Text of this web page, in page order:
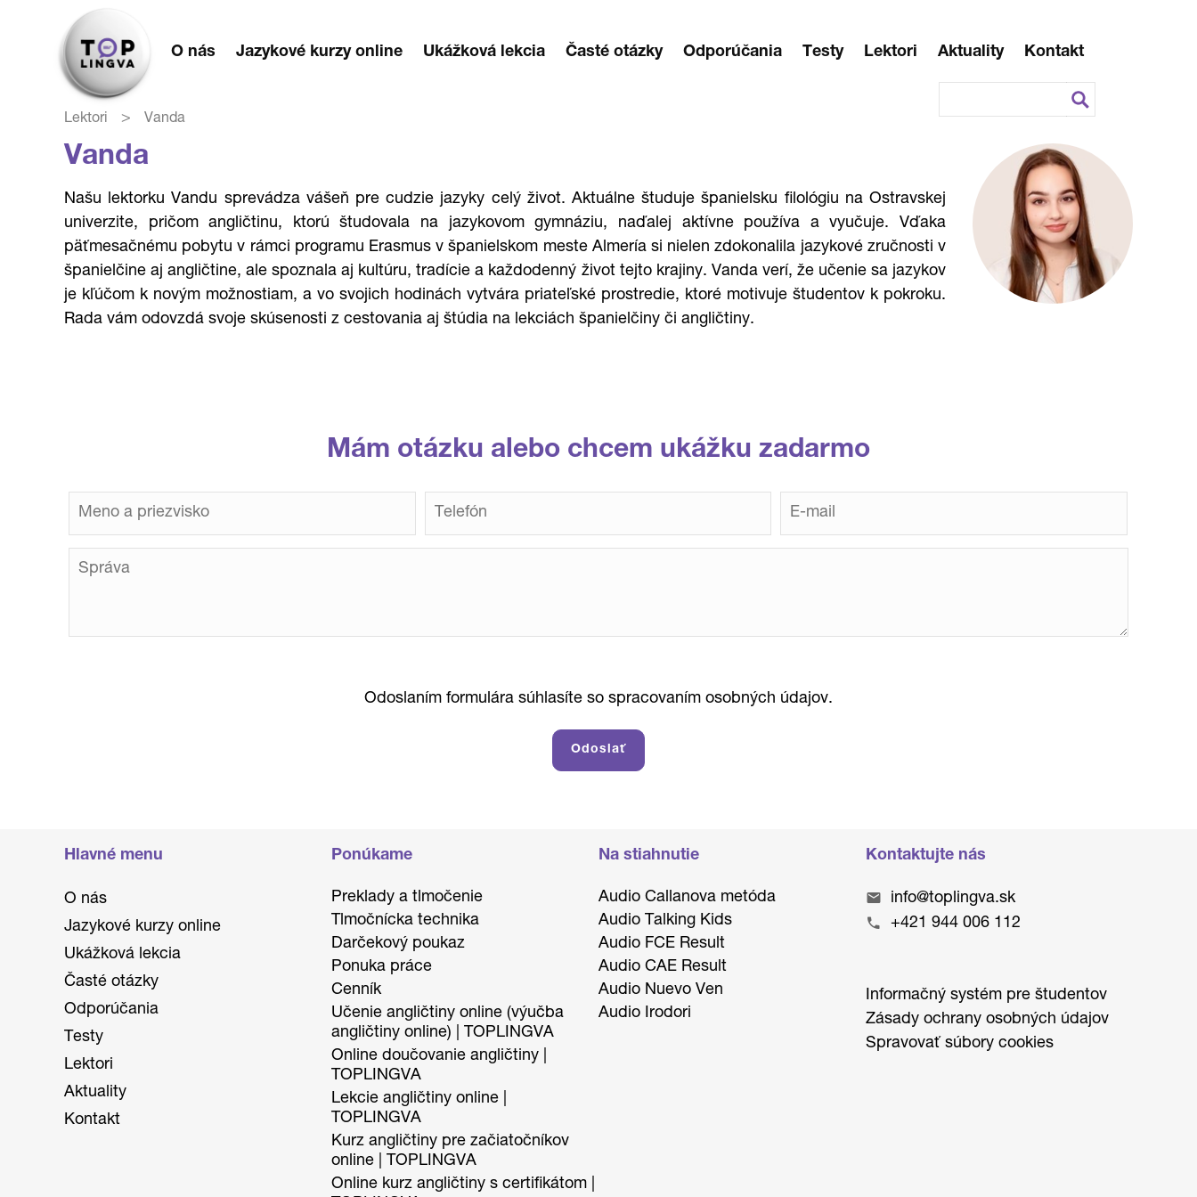
O nás Jazykové kurzy online Ukážková lekcia Časté otázky Odporúčania Testy Lektori Aktuality Kontakt
Lektori > Vanda
Vanda
Našu lektorku Vandu sprevádza vášeň pre cudzie jazyky celý život. Aktuálne študuje španielsku filológiu na Ostravskej
univerzite, pričom angličtinu, ktorú študovala na jazykovom gymnáziu, naďalej aktívne používa a vyučuje. Vďaka
päťmesačnému pobytu v rámci programu Erasmus v španielskom meste Almería si nielen zdokonalila jazykové zručnosti v
španielčine aj angličtine, ale spoznala aj kultúru, tradície a každodenný život tejto krajiny. Vanda verí, že učenie sa jazykov
je kľúčom k novým možnostiam, a vo svojich hodinách vytvára priateľské prostredie, ktoré motivuje študentov k pokroku.
Rada vám odovzdá svoje skúsenosti z cestovania aj štúdia na lekciách španielčiny či angličtiny.
Mám otázku alebo chcem ukážku zadarmo
Odoslaním formulára súhlasíte so spracovaním osobných údajov.
Hlavné menu
O nás
Jazykové kurzy online
Ukážková lekcia
Časté otázky
Odporúčania
Testy
Lektori
Aktuality
Kontakt
Ponúkame
Preklady a tlmočenie
Tlmočnícka technika
Darčekový poukaz
Ponuka práce
Cenník
Učenie angličtiny online (výučba
angličtiny online) | TOPLINGVA
Online doučovanie angličtiny |
TOPLINGVA
Lekcie angličtiny online |
TOPLINGVA
Kurz angličtiny pre začiatočníkov
online | TOPLINGVA
Online kurz angličtiny s certifikátom |
Na stiahnutie
Audio Callanova metóda
Audio Talking Kids
Audio FCE Result
Audio CAE Result
Audio Nuevo Ven
Audio Irodori
Kontaktujte nás
info@toplingva.sk
+421 944 006 112
Informačný systém pre študentov
Zásady ochrany osobných údajov
Spravovať súbory cookies